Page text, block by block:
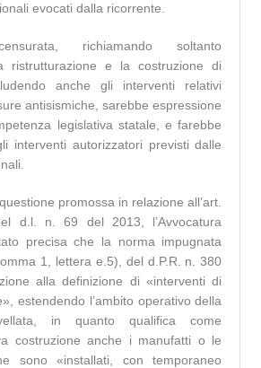
evocati dalla ricorrente.
richiamando soltanto
ristrutturazione e la costruzione di
anche gli interventi relativi
antisismiche, sarebbe espressione
legislativa statale, e farebbe
interventi autorizzatori previsti dalle
promossa in relazione all’art.
d.l. n. 69 del 2013, l’Avvocatura
precisa che la norma impugnata
1, lettera e.5), del d.P.R. n. 380
alla definizione di «interventi di
estendendo l’ambito operativo della
in quanto qualifica come
costruzione anche i manufatti o le
sono «installati, con temporaneo